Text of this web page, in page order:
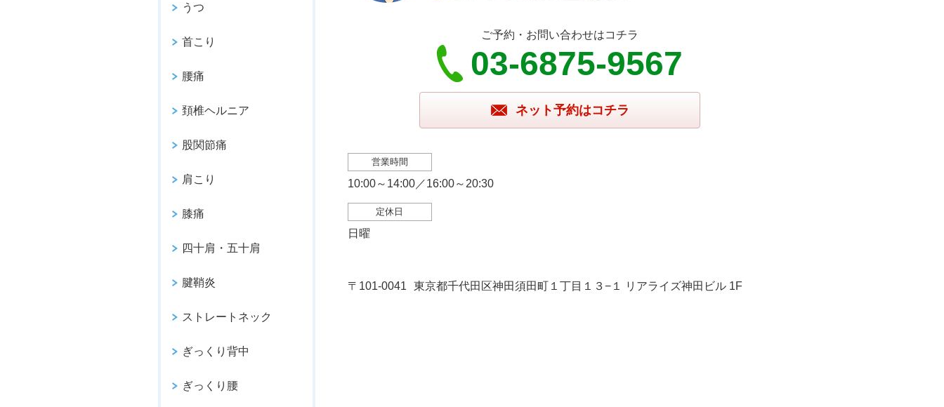
ご予約・お問い合わせはコチラ
03-6875-9567
ネット予約はコチラ
営業時間
10:00～14:00／16:00～20:30
定休日
日曜
〒101-0041 東京都千代田区神田須田町１丁目１３−１ リアライズ神田ビル 1F
うつ
首こり
腰痛
頚椎ヘルニア
股関節痛
肩こり
膝痛
四十肩・五十肩
腱鞘炎
ストレートネック
ぎっくり背中
ぎっくり腰